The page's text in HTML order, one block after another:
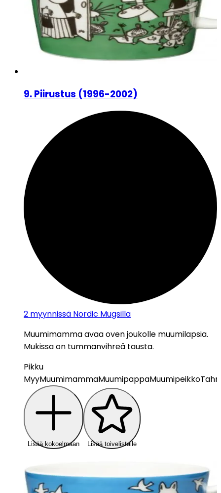
9.Piirustus (1996-2002)
2 myynnissä Nordic Mugsilla
Muumimamma avaa oven joukolle muumilapsia.
Mukissa on tummanvihreä tausta.
Pikku
MyyMuumimammaMuumipappaMuumipeikko
Lisää kokoelmaan Lisää toivelistalle